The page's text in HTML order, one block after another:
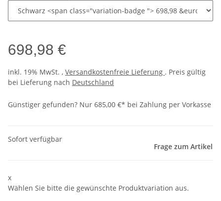
698,98 €
inkl. 19% MwSt. , Versandkostenfreie Lieferung . Preis gültig
bei Lieferung nach Deutschland
Günstiger gefunden? Nur 685,00 €* bei Zahlung per Vorkasse
Sofort verfügbar
Frage zum Artikel
x
Wählen Sie bitte die gewünschte Produktvariation aus.